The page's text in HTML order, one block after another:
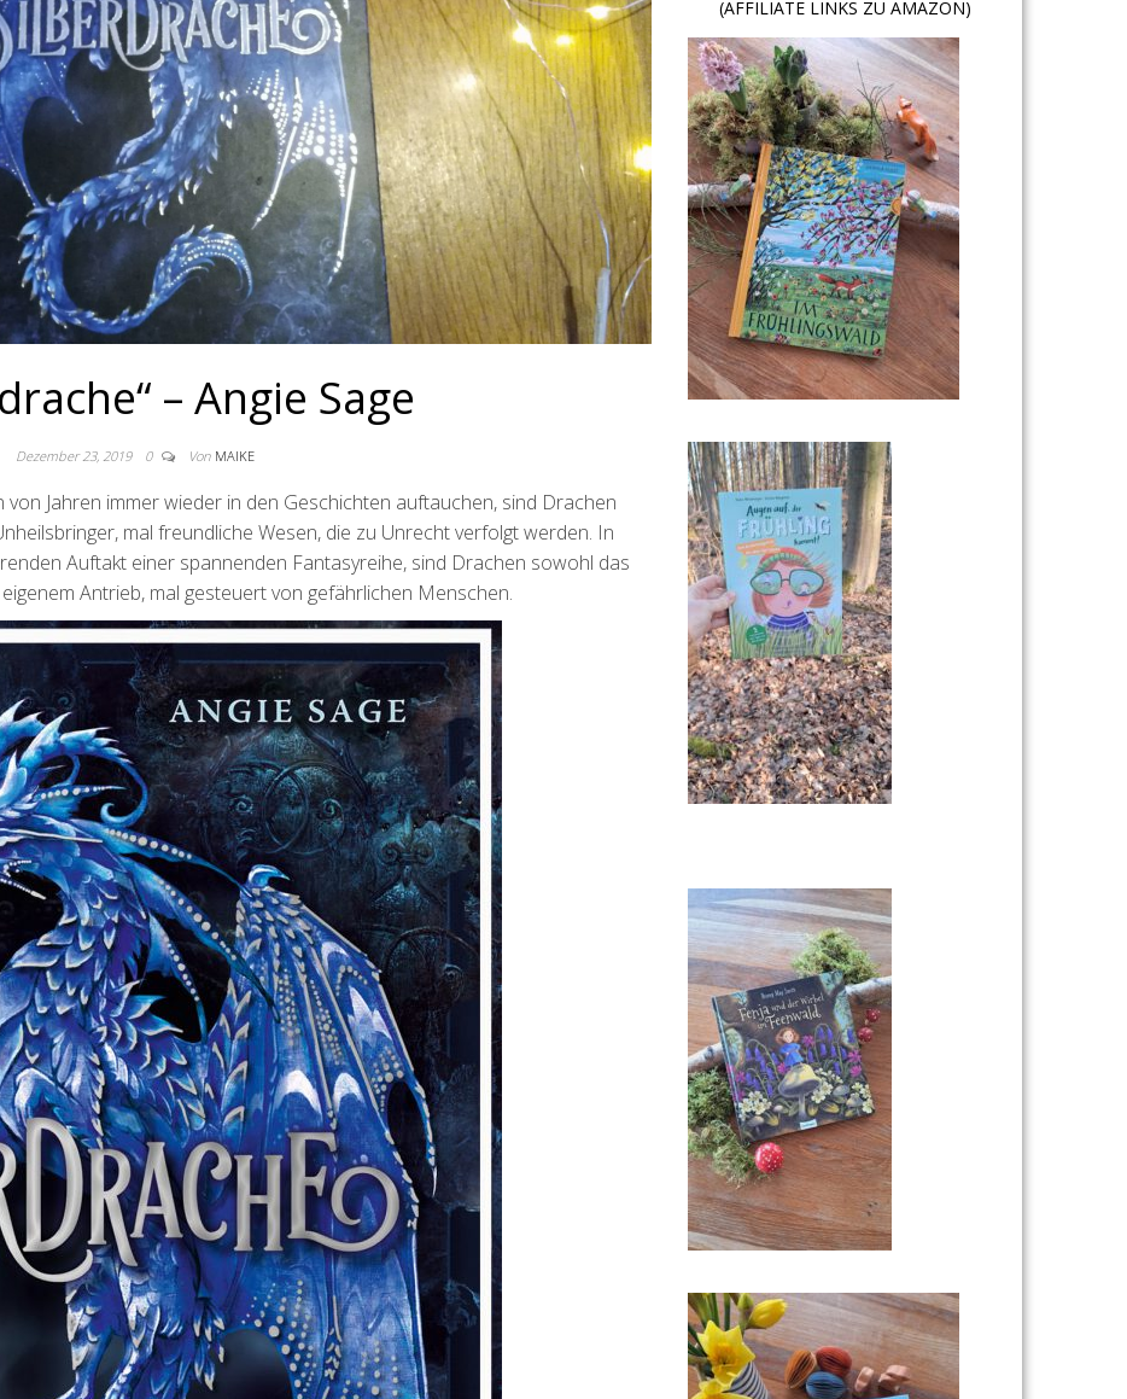
– Angie Sage
Dezember 23, 2019 0 Von MAIKE
Jahren immer wieder in den Geschichten auftauchen, sind Drachen
mal freundliche Wesen, die zu Unrecht verfolgt werden. In
Auftakt einer spannenden Fantasyreihe, sind Drachen sowohl das
Antrieb, mal gesteuert von gefährlichen Menschen.
(AFFILIATE LINKS ZU AMAZON)